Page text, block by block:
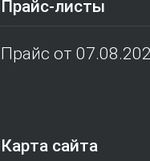
Прайс-листы
Прайс от
Карта сайта